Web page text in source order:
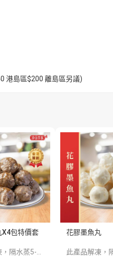
港島區$200 離島區另議)
包特價套
花膠墨魚丸